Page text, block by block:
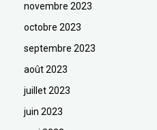
novembre 2023
octobre 2023
septembre 2023
août 2023
juillet 2023
juin 2023